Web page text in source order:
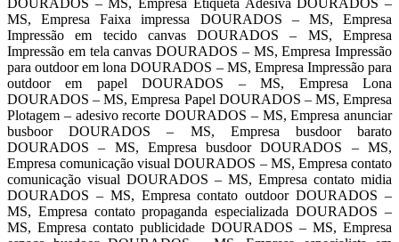
MS, Empresa Faixa impressa DOURADOS – MS, Empresa
Impressão em tecido canvas DOURADOS – MS, Empresa
Impressão em tela canvas DOURADOS – MS, Empresa Impressão
para outdoor em lona DOURADOS – MS, Empresa Impressão para
outdoor em papel DOURADOS – MS, Empresa Lona
DOURADOS – MS, Empresa Papel DOURADOS – MS, Empresa
Plotagem – adesivo recorte DOURADOS – MS, Empresa anunciar
busboor DOURADOS – MS, Empresa busdoor barato
DOURADOS – MS, Empresa busdoor DOURADOS – MS,
Empresa comunicação visual DOURADOS – MS, Empresa contato
comunicação visual DOURADOS – MS, Empresa contato midia
DOURADOS – MS, Empresa contato outdoor DOURADOS –
MS, Empresa contato propaganda especializada DOURADOS –
MS, Empresa contato publicidade DOURADOS – MS, Empresa